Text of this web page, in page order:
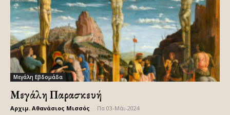
Μεγάλη Εβδομάδα
Μεγάλη Παρασκευή
Αρχιμ. Αθανάσιος Μισσός Πα 03-Μάι-2024